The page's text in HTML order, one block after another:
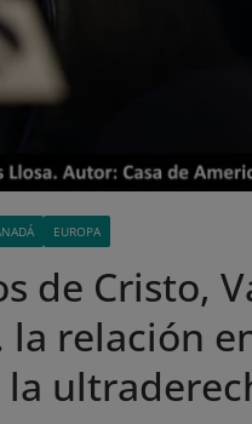
EUROPA
de Cristo,
relación
la